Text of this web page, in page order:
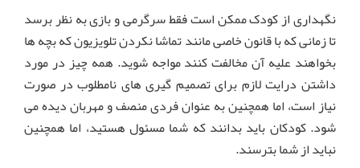
نگهداری از کودک ممکن است فقط سرگرمی و بازی به نظر برسد
تا زمانی که با قانون خاصی مانند تماشا نکردن تلویزیون که بچه ها
بخواهند علیه آن مخالفت کنند مواجه شوید. همه چیز در مورد
داشتن درایت لازم برای تصمیم گیری های نامطلوب در صورت
نیاز است، اما همچنین به عنوان فردی منصف و مهربان دیده می
شود. کودکان باید بدانند که شما مسئول هستید، اما همچنین
نباید از شما بترسند.